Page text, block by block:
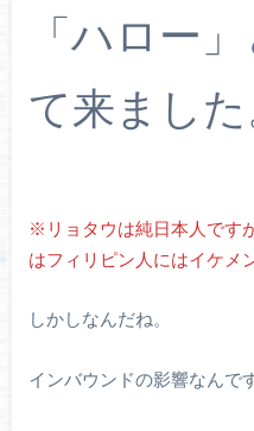
「ハロー
て来ました
※リョタウは純日本人です
はフィリピン人にはイケメ
しかしなんだね。
インバウンドの影響なんで